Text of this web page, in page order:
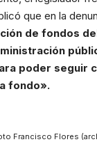
que en la
de fondos
poder seguir
fondo».
Francisco Flores